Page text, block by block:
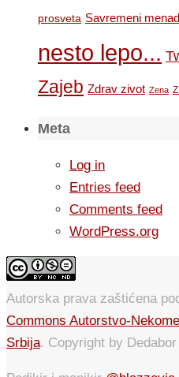
prosveta Savremeni
nesto lepo...
Zajeb Zdrav zivot Zena
Meta
Log in
Entries feed
Comments feed
WordPress.org
Autorska prava zaštićena
Commons Autorstvo-
Srbija. Copyright by Dedabor